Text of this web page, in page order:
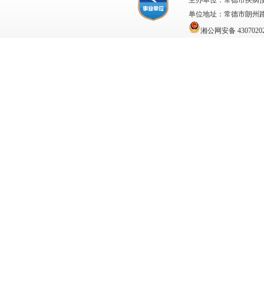
单位地址：常德市朗州
湘公网安备